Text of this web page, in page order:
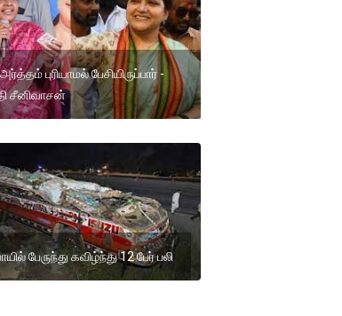
புரியாமல் பேசியிருப்பார் -
சீனிவாசன்
பேருந்து கவிழ்ந்து 12 பேர் பலி